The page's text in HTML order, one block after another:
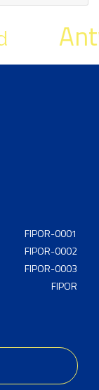
FIPOR-0001
FIPOR-0002
FIPOR-0003
FIPOR